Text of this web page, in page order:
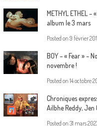
METHYL ETHEL –
album le 3 mars
Posted on 9 février
BOY – « Fear » –
novembre !
Posted on 14 octobre
Chroniques
Ailbhe Reddy, Jen
Posted on 31 mars